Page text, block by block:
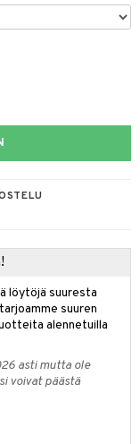
löytöjä suuresta
suuren
alennetuilla
asti mutta ole
voivat päästä